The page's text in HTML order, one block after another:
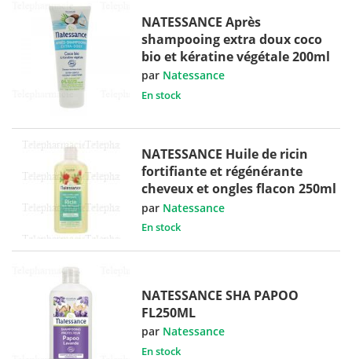
NATESSANCE Après
shampooing extra doux coco
bio et kératine végétale 200ml
par Natessance
En stock
NATESSANCE Huile de ricin
fortifiante et régénérante
cheveux et ongles flacon 250ml
par Natessance
En stock
NATESSANCE SHA PAPOO
FL250ML
par Natessance
En stock